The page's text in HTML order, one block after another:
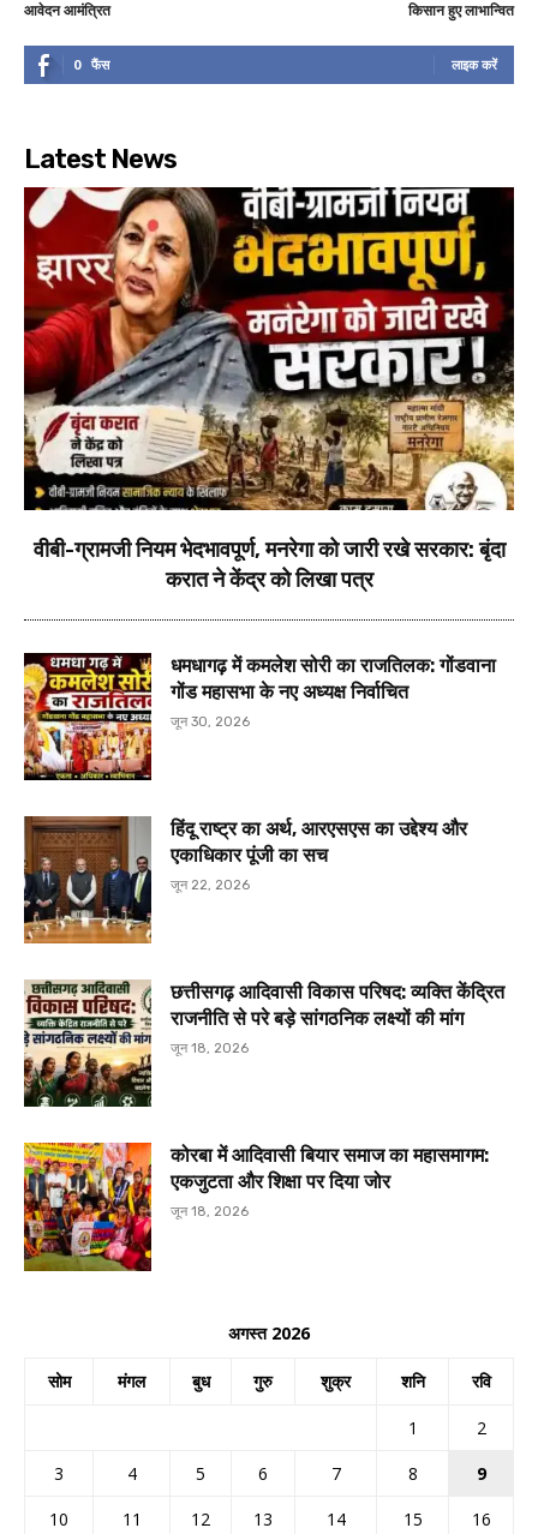
आवेदन आमंत्रित
किसान हुए लाभान्वित
0 फैंस लाइक करें
Latest News
वीबी-ग्रामजी नियम भेदभावपूर्ण, मनरेगा को जारी रखे सरकार: बृंदा
करात ने केंद्र को लिखा पत्र
धमधागढ़ में कमलेश सोरी का राजतिलक: गोंडवाना
गोंड महासभा के नए अध्यक्ष निर्वाचित
जून 30, 2026
हिंदू राष्ट्र का अर्थ, आरएसएस का उद्देश्य और
एकाधिकार पूंजी का सच
जून 22, 2026
छत्तीसगढ़ आदिवासी विकास परिषद: व्यक्ति केंद्रित
राजनीति से परे बड़े सांगठनिक लक्ष्यों की मांग
जून 18, 2026
कोरबा में आदिवासी बियार समाज का महासमागम:
एकजुटता और शिक्षा पर दिया जोर
जून 18, 2026
अगस्त 2026
सोम मंगल बुध गुरु शुक्र शनि रवि
1
2
3
4 5 6 7 8
9
10
11 12 13 14 15
16